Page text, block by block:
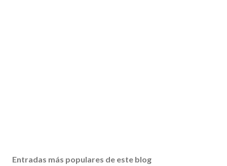
Entradas más populares de este blog